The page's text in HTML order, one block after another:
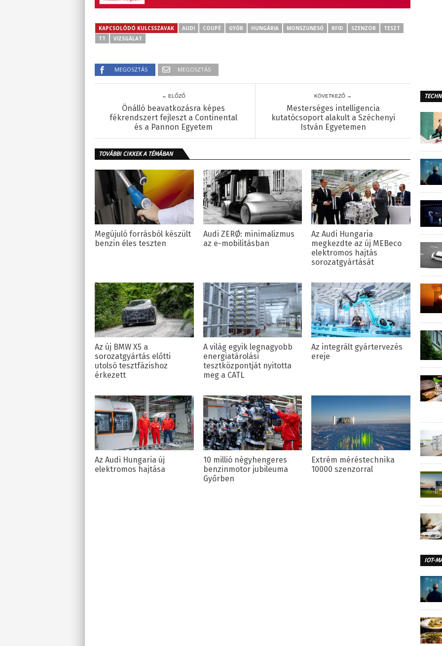
KAPCSOLÓDÓ KULCSSZAVAK AUDI COUPÉ GYŐR HUNGÁRIA MONSZUNESŐ RFID SZENZOR
TESZT
TT
VIZSGÁLAT
MEGOSZTÁS MEGOSZTÁS
← ELŐZŐ
Önálló beavatkozásra képes
fékrendszert fejleszt a Continental
és a Pannon Egyetem
KÖVETKEZŐ →
Mesterséges intelligencia
kutatócsoport alakult a Széchenyi
István Egyetemen
TOVÁBBI CIKKEK A TÉMÁBAN
Megújuló forrásból készült
benzin éles teszten
Audi ZERØ: minimalizmus
az e-mobilitásban
Az Audi Hungaria
megkezdte az új MEBeco
elektromos hajtás
sorozatgyártását
Az új BMW X5 a
sorozatgyártás előtti
utolsó tesztfázishoz
érkezett
A világ egyik legnagyobb
energiatárolási
tesztközpontját nyitotta
meg a CATL
Az integrált gyártervezés
ereje
Az Audi Hungaria új
elektromos hajtása
10 millió négyhengeres
benzinmotor jubileuma
Győrben
Extrém méréstechnika
10000 szenzorral
IOT-